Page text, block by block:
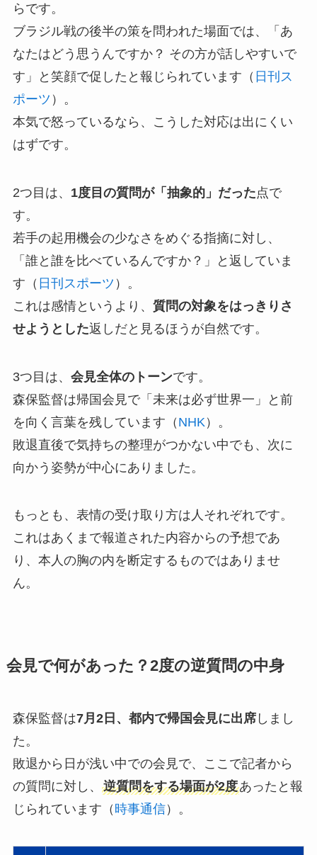
らです。
ブラジル戦の後半の策を問われた場面では、「あ
なたはどう思うんですか？ その方が話しやすいで
す」と笑顔で促したと報じられています（ 日刊ス
ポーツ ）。
本気で怒っているなら、こうした対応は出にくい
はずです。
2つ目は、 1度目の質問が「抽象的」だった点で
す。
若手の起用機会の少なさをめぐる指摘に対し、
「誰と誰を比べているんですか？」と返していま
す（ 日刊スポーツ ）。
これは感情というより、 質問の対象をはっきりさ
せようとした返しだと見るほうが自然です。
3つ目は、 会見全体のトーンです。
森保監督は帰国会見で「未来は必ず世界一」と前
を向く言葉を残しています（ NHK ）。
敗退直後で気持ちの整理がつかない中でも、次に
向かう姿勢が中心にありました。
もっとも、表情の受け取り方は人それぞれです。
これはあくまで報道された内容からの予想であ
り、本人の胸の内を断定するものではありませ
ん。
会見で何があった？2度の逆質問の中身
森保監督は7月2日、都内で帰国会見に出席しまし
た。
敗退から日が浅い中での会見で、ここで記者から
の質問に対し、 逆質問をする場面が2度あったと報
じられています（ 時事通信）。